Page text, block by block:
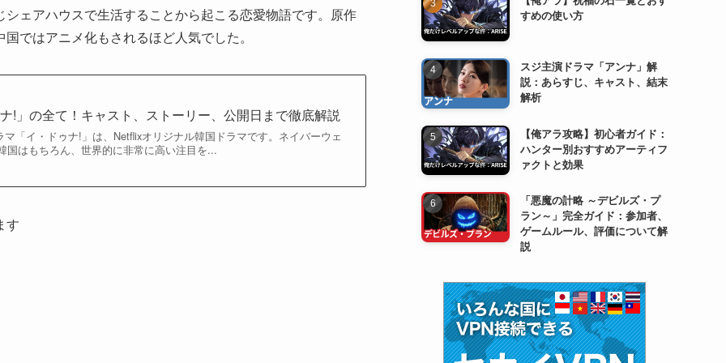
ェアハウスで生活することから起こる恋愛物語です。原作
ではアニメ化もされるほど人気でした。
!」の全て！キャスト、ストーリー、公開日まで徹底解説
「イ・ドゥナ!」は、Netflixオリジナル韓国ドラマです。ネイバーウェ
国はもちろん、世界的に非常に高い注目を...
す
すめの使い方
スジ主演ドラマ「アンナ」解
説：あらすじ、キャスト、結末
解析
【俺アラ攻略】初心者ガイド：
ハンター別おすすめアーティフ
ァクトと効果
「悪魔の計略 ～デビルズ・プ
ラン～」完全ガイド：参加者、
ゲームルール、評価について解
説